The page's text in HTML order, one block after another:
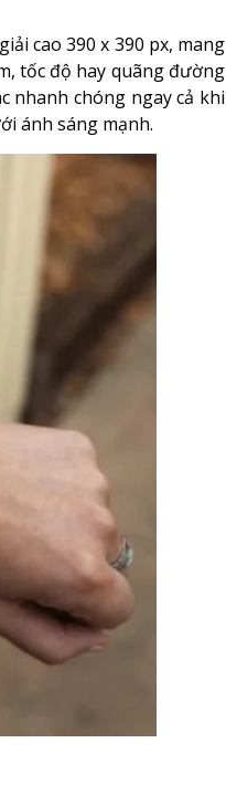
cao 390 x 390 px, mang
tốc độ hay quãng đường
nhanh chóng ngay cả khi
ánh sáng mạnh.